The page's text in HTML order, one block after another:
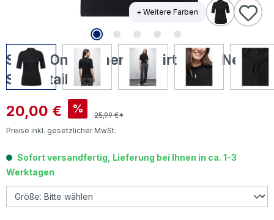
+ Weitere Farben
Street One Damen T-Shirt Turtle Neck
Slit Detail black
Verkaufspreis:
20,00 € %
25,99 €*
Preise inkl. gesetzlicher MwSt.
Sofort versandfertig, Lieferung bei Ihnen in ca. 1-3
Werktagen